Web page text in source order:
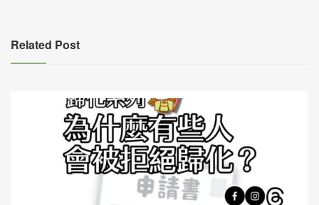
覽
Related Post